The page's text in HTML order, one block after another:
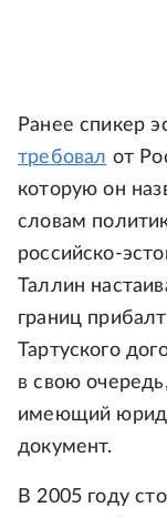
Ранее спикер
требовал от
которую он
словам
российско-
Таллин
границ
Тартуского
в свою
имеющий
документ.
В 2005 году